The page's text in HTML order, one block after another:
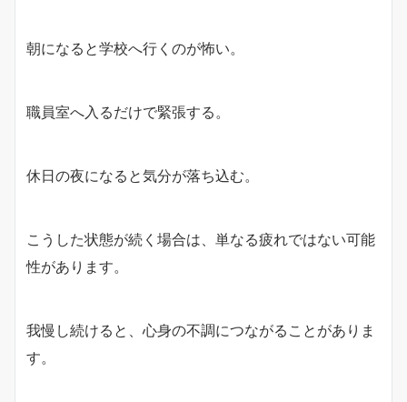
朝になると学校へ行くのが怖い。
職員室へ入るだけで緊張する。
休日の夜になると気分が落ち込む。
こうした状態が続く場合は、単なる疲れではない可能
性があります。
我慢し続けると、心身の不調につながることがありま
す。